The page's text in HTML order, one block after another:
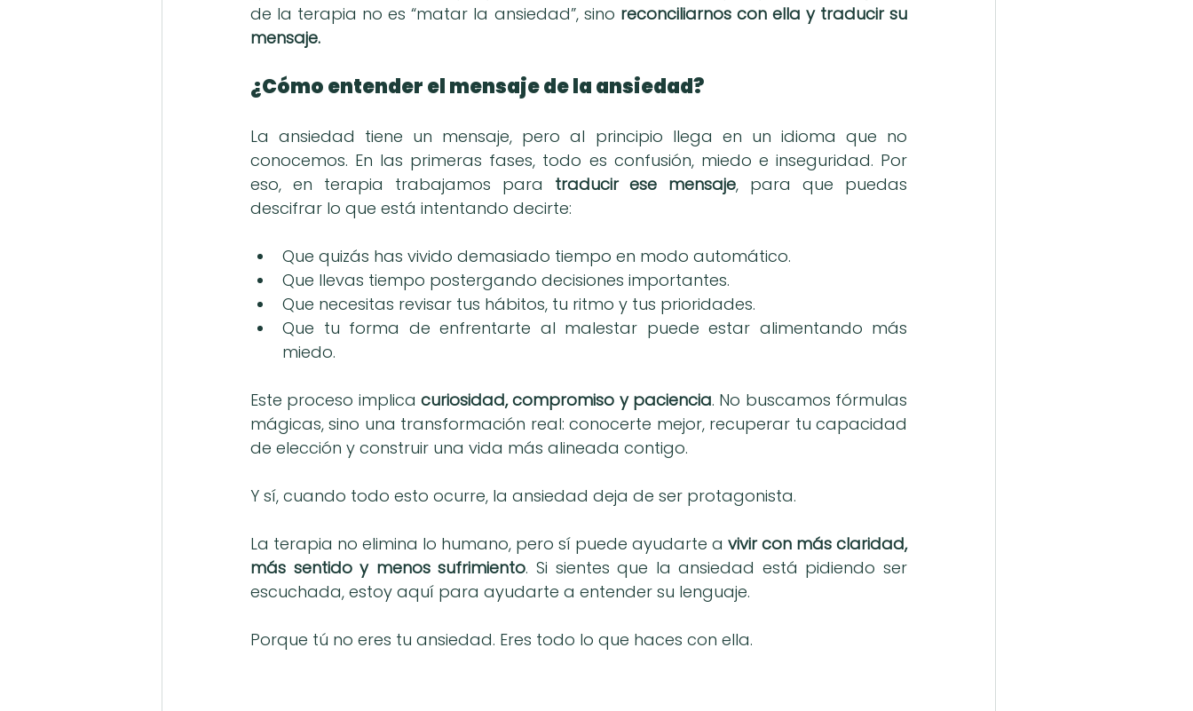
de la terapia no es “matar la ansiedad”, sino reconciliarnos con ella y traducir su
mensaje.
¿Cómo entender el mensaje de la ansiedad?
La ansiedad tiene un mensaje, pero al principio llega en un idioma que no
conocemos. En las primeras fases, todo es confusión, miedo e inseguridad. Por
eso, en terapia trabajamos para traducir ese mensaje, para que puedas
descifrar lo que está intentando decirte:
Que quizás has vivido demasiado tiempo en modo automático.
Que llevas tiempo postergando decisiones importantes.
Que necesitas revisar tus hábitos, tu ritmo y tus prioridades.
Que tu forma de enfrentarte al malestar puede estar alimentando más
miedo.
Este proceso implica curiosidad, compromiso y paciencia. No buscamos fórmulas
mágicas, sino una transformación real: conocerte mejor, recuperar tu capacidad
de elección y construir una vida más alineada contigo.
Y sí, cuando todo esto ocurre, la ansiedad deja de ser protagonista.
La terapia no elimina lo humano, pero sí puede ayudarte a vivir con más claridad,
más sentido y menos sufrimiento. Si sientes que la ansiedad está pidiendo ser
escuchada, estoy aquí para ayudarte a entender su lenguaje.
Porque tú no eres tu ansiedad. Eres todo lo que haces con ella.